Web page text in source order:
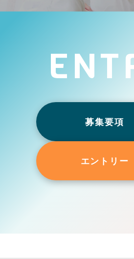
募集要項
エントリー